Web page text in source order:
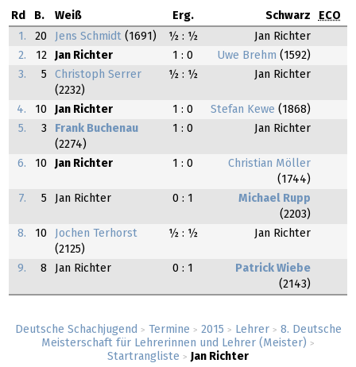
Deutsche Schachjugend > Termine > 2015 > Lehrer > 8. Deutsche
Meisterschaft für Lehrerinnen und Lehrer (Meister) >
Startrangliste > Jan Richter
Rd B. Weiß Erg. Schwarz
ECO
1.
20 Jens Schmidt (1691) ½ : ½
Jan Richter
2.
12 Jan Richter 1 : 0 Uwe Brehm (1592)
3.
5
Christoph Serrer
(2232)
½ : ½ Jan Richter
4. 10 Jan Richter 1 : 0 Stefan Kewe (1868)
5.
3
Frank Buchenau
(2274)
1 : 0 Jan Richter
6. 10 Jan Richter 1 : 0
Christian Möller
(1744)
7.
5 Jan Richter 0 : 1
Michael Rupp
(2203)
8.
10
Jochen Terhorst
(2125)
½ : ½ Jan Richter
9. 8 Jan Richter 0 : 1
Patrick Wiebe
(2143)